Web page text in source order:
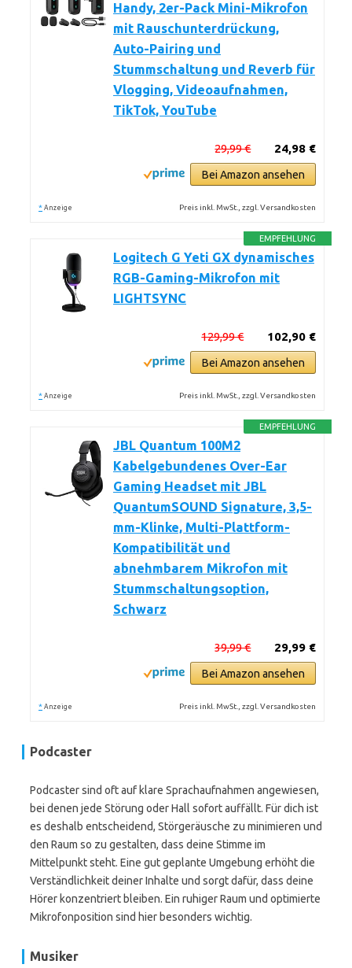
Handy, 2er-Pack Mini-Mikrofon
mit Rauschunterdrückung,
Auto-Pairing und
Stummschaltung und Reverb für
Vlogging, Videoaufnahmen,
TikTok, YouTube
24,98 €
29,99 €
Bei Amazon ansehen
* Anzeige Preis inkl. MwSt., zzgl. Versandkosten
EMPFEHLUNG
Logitech G Yeti GX dynamisches
RGB-Gaming-Mikrofon mit
LIGHTSYNC
102,90 €
129,99 €
Bei Amazon ansehen
* Anzeige Preis inkl. MwSt., zzgl. Versandkosten
EMPFEHLUNG
JBL Quantum 100M2
Kabelgebundenes Over-Ear
Gaming Headset mit JBL
QuantumSOUND Signature, 3,5-
mm-Klinke, Multi-Plattform-
Kompatibilität und
abnehmbarem Mikrofon mit
Stummschaltungsoption,
Schwarz
29,99 €
39,99 €
Bei Amazon ansehen
* Anzeige Preis inkl. MwSt., zzgl. Versandkosten
Podcaster
Podcaster sind oft auf klare Sprachaufnahmen angewiesen,
bei denen jede Störung oder Hall sofort auffällt. Für dich ist
es deshalb entscheidend, Störgeräusche zu minimieren und
den Raum so zu gestalten, dass deine Stimme im
Mittelpunkt steht. Eine gut geplante Umgebung erhöht die
Verständlichkeit deiner Inhalte und sorgt dafür, dass deine
Hörer konzentriert bleiben. Ein ruhiger Raum und optimierte
Mikrofonposition sind hier besonders wichtig.
Musiker